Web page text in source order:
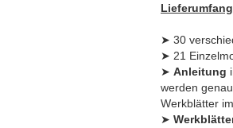
➤ 30
➤ 21
➤ Anleitung
werden
Werkblätter
➤